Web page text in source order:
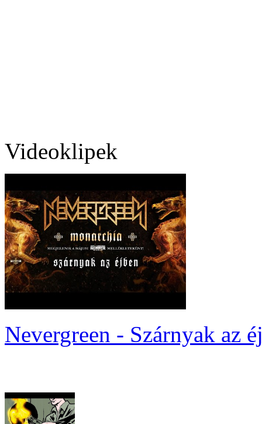
Videoklipek
Nevergreen - Szárnyak az